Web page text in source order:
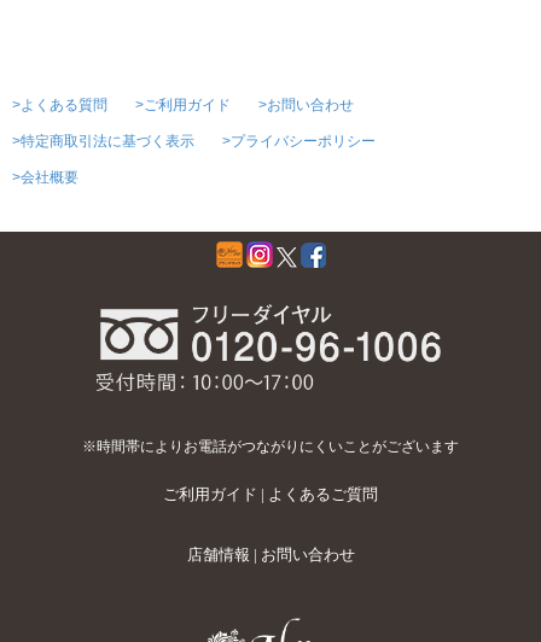
>よくある質問 >ご利用ガイド >お問い合わせ
>特定商取引法に基づく表示 >プライバシーポリシー
>会社概要
※時間帯によりお電話がつながりにくいことがございます
ご利用ガイド | よくあるご質問
店舗情報 | お問い合わせ